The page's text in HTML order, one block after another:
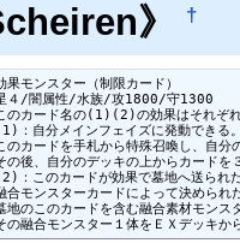
》
†
果モンスター（制限カード）
４/闇属性/水族/攻1800/守1300
のカード名の(1)(2)の効果はそれぞ
：自分メインフェイズに発動できる
のカードを手札から特殊召喚し、自
の後、自分のデッキの上からカードを
：このカードが効果で墓地へ送られ
合モンスターカードによって決められ
地のこのカードを含む融合素材モンス
の融合モンスター１体をＥＸデッキか